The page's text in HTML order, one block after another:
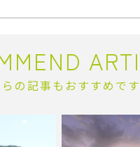
らの記事もおすすめです